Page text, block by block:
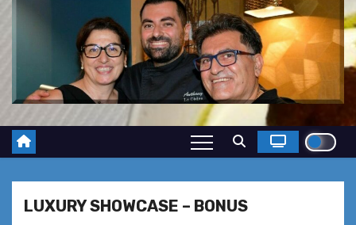
LUXURY SHOWCASE – BONUS